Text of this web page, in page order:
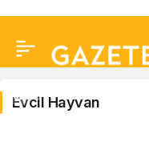
Evcil
Evcil Hayvan